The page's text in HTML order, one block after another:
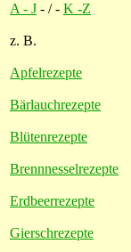
A - J - / - K -Z
z. B.
Apfelrezepte
Bärlauchrezepte
Blütenrezepte
Brennnesselrezepte
Erdbeerrezepte
Gierschrezepte